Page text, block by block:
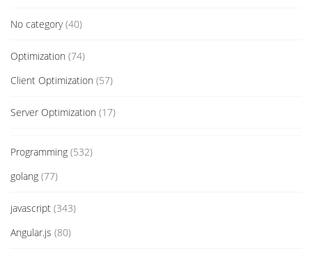
No category(40)
Optimization (74)
Client Optimization (57)
Server Optimization (17)
Programming (532)
golang (77)
javascript (343)
Angular.js (80)